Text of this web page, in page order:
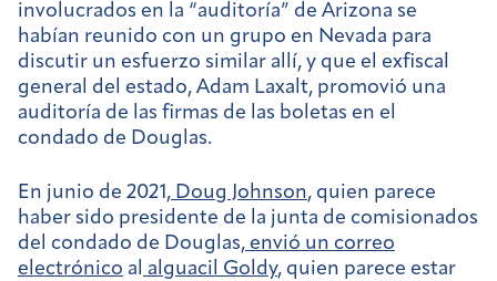
involucrados en la “auditoría” de Arizona se
habían reunido con un grupo en Nevada para
discutir un esfuerzo similar allí, y que el exfiscal
general del estado, Adam Laxalt, promovió una
auditoría de las firmas de las boletas en el
condado de Douglas.
En junio de 2021, Doug Johnson, quien parece
haber sido presidente de la junta de comisionados
del condado de Douglas, envió un correo
electrónico al alguacil Goldy, quien parece estar